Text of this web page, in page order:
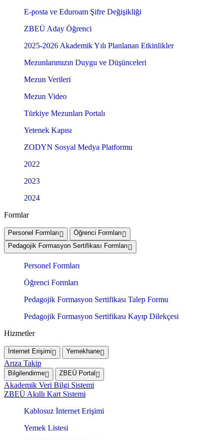
E-posta ve Eduroam Şifre Değişikliği
ZBEÜ Aday Öğrenci
2025-2026 Akademik Yılı Planlanan Etkinlikler
Mezunlarımızın Duygu ve Düşünceleri
Mezun Verileri
Mezun Video
Türkiye Mezunları Portalı
Yetenek Kapısı
ZODYN Sosyal Medya Platformu
2022
2023
2024
Formlar
Personel Formları
Öğrenci Formları
Pedagojik Formasyon Sertifikası Formları
Personel Formları
Öğrenci Formları
Pedagojik Formasyon Sertifikası Talep Formu
Pedagojik Formasyon Sertifikası Kayıp Dilekçesi
Hizmetler
İnternet Erişimi Yemekhane
Arıza Takip
Bilgilendirme ZBEÜ Portal
Akademik Veri Bilgi Sistemi
ZBEÜ Akıllı Kart Sistemi
Kablosuz İnternet Erişimi
Yemek Listesi